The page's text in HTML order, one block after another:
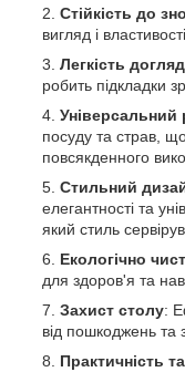
Стійкість до
вигляд і
Легкість
робить підкладки
Універсальний
посуду та страв,
повсякденного
Стильний
елегантності та
який стиль
Екологічно
для здоров'я та
Захист столу:
від пошкоджень та
Практичність